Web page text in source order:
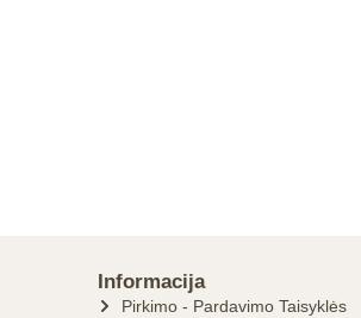
Informacija
Pirkimo - Pardavimo Taisyklės